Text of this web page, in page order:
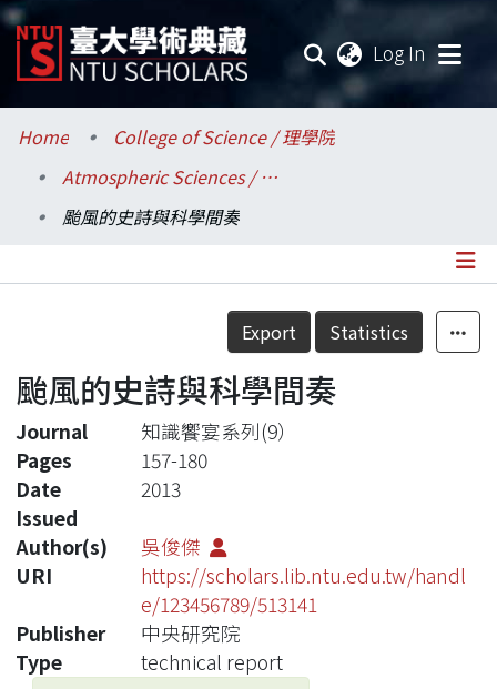
Log In
Communities & Collections
Research Outputs
Statistics
Home
College of Science / 理學院
Atmospheric Sciences / 大氣科學系
颱風的史詩與科學間奏
Details
Export Statistics
颱風的史詩與科學間奏
Journal
知識饗宴系列(9）
Pages
157-180
Date
Issued
2013
Author(s)
吳俊傑
URI
https://scholars.lib.ntu.edu.tw/handl
e/123456789/513141
Publisher
中央研究院
Type
technical report